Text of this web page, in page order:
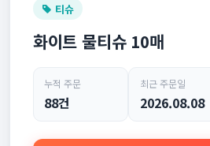
티슈
화이트 물티슈 10매
누적 주문
88건
최근 주문일
2026.08.08